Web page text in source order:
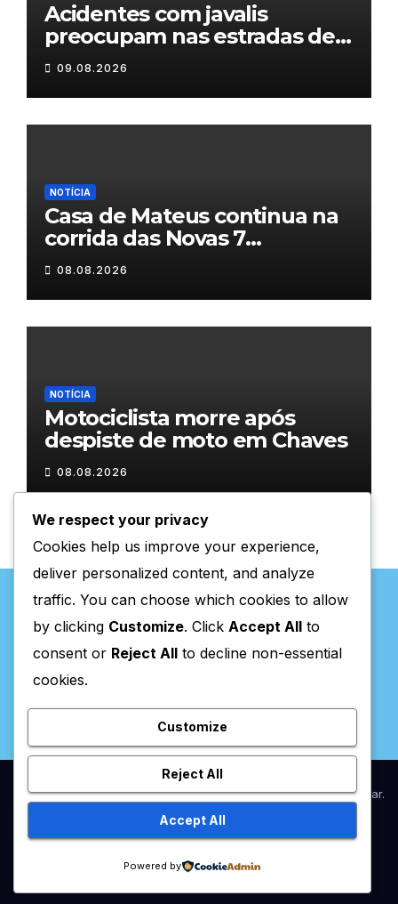
Acidentes com javalis
preocupam nas estradas de
Trás-os-Montes
09.08.2026
NOTÍCIA
Casa de Mateus continua na
corrida das Novas 7
Maravilhas de Portugal
08.08.2026
NOTÍCIA
Motociclista morre após
despiste de moto em Chaves
08.08.2026
Valpaços Online
Proudly powered by WordPress|Theme:NewsupbyThemeansar.
HomeAnunciar / AssinaturasEstatuto EditorialFicha Técnica
Política de privacidadeUtilidades
We respect your privacy
Cookies help us improve your experience,
deliver personalized content, and analyze
traffic. You can choose which cookies to allow
by clicking Customize. Click Accept All to
consent or Reject All to decline non-essential
cookies.
Customize
Reject All
Accept All
Powered by